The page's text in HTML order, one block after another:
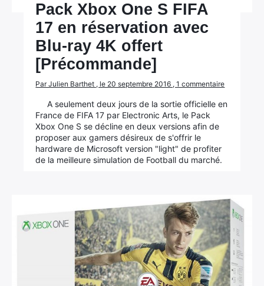
Pack Xbox One S FIFA
17 en réservation avec
Blu-ray 4K offert
[Précommande]
Par Julien Barthet , le 20 septembre 2016 , 1 commentaire
A seulement deux jours de la sortie officielle en
France de FIFA 17 par Electronic Arts, le Pack
Xbox One S se décline en deux versions afin de
proposer aux gamers désireux de s'offrir le
hardware de Microsoft version "light" de profiter
de la meilleure simulation de Football du marché.